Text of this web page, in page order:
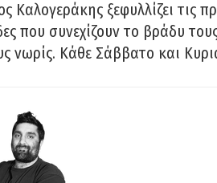
Καλογεράκης ξεφυλλίζει τις
που συνεχίζουν το βράδυ
νωρίς. Κάθε Σάββατο και